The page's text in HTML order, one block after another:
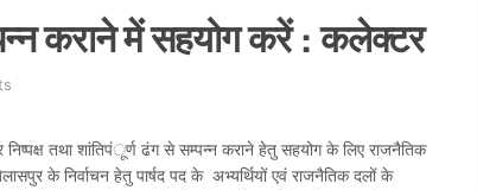
कराने में सहयोग करें : कलेक्टर
निष्पक्ष तथा शांतिपंूर्ण ढंग से सम्पन्न कराने हेतु सहयोग के लिए राजनैतिक
के निर्वाचन हेतु पार्षद पद के अभ्यर्थियों एवं राजनैतिक दलों के